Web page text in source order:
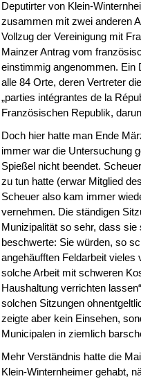
Deputirter von Klein-
zusammen mit zwei anderen
Vollzug der Vereinigung mit
Mainzer Antrag vom
einstimmig angenommen. Ein
alle 84 Orte, deren Vertreter
„parties intégrantes de la
Französischen Republik,
Doch hier hatte man Ende
immer war die Untersuchung
Spießel nicht beendet.
zu tun hatte (erwar Mitglied
Scheuer also kam immer
vernehmen. Die ständigen
Munizipalität so sehr, dass
beschwerte: Sie würden, so
angehäufften Feldarbeit
solche Arbeit mit schweren
Haushaltung verrichten
solchen Sitzungen
zeigte aber kein Einsehen,
Municipalen in ziemlich
Mehr Verständnis hatte die
Klein-Winternheimer gehabt,